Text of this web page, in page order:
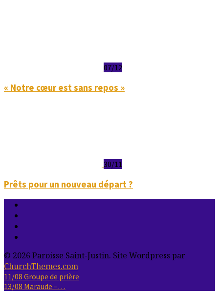
07/12
« Notre cœur est sans repos »
30/11
Prêts pour un nouveau départ ?
© 2026 Paroisse Saint-Justin. Site Wordpress par
ChurchThemes.com
11/08 Groupe de prière
13/08 Maraude –…